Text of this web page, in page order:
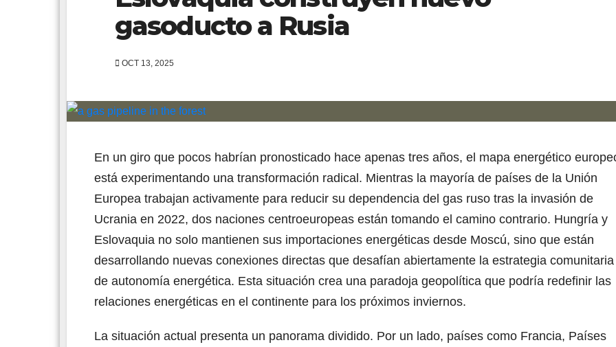
gasoducto a Rusia
OCT 13, 2025
En un giro que pocos habrían pronosticado hace apenas tres años, el mapa energético
está experimentando una transformación radical. Mientras la mayoría de países de la Unión
Europea trabajan activamente para reducir su dependencia del gas ruso tras la invasión de
Ucrania en 2022, dos naciones centroeuropeas están tomando el camino contrario. Hungría y
Eslovaquia no solo mantienen sus importaciones energéticas desde Moscú, sino que están
desarrollando nuevas conexiones directas que desafían abiertamente la estrategia comunitaria
de autonomía energética. Esta situación crea una paradoja geopolítica que podría redefinir las
relaciones energéticas en el continente para los próximos inviernos.
La situación actual presenta un panorama dividido. Por un lado, países como Francia, Países